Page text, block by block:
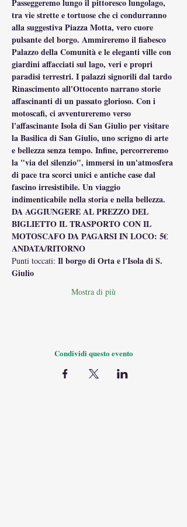
Passeggeremo lungo il pittoresco lungolago,
tra vie strette e tortuose che ci condurranno
alla suggestiva Piazza Motta, vero cuore
pulsante del borgo. Ammireremo il fiabesco
Palazzo della Comunità e le eleganti ville con
giardini affacciati sul lago, veri e propri
paradisi terrestri. I palazzi signorili dal tardo
Rinascimento all'Ottocento narrano storie
affascinanti di un passato glorioso. Con i
motoscafi, ci avventureremo verso
l'affascinante Isola di San Giulio per visitare
la Basilica di San Giulio, uno scrigno di arte
e bellezza senza tempo. Infine, percorreremo
la "via del silenzio", immersi in un'atmosfera
di pace tra scorci unici e antiche case dal
fascino irresistibile. Un viaggio
indimenticabile nella storia e nella bellezza.
DA AGGIUNGERE AL PREZZO DEL
BIGLIETTO IL TRASPORTO CON IL
MOTOSCAFO DA PAGARSI IN LOCO: 5€
ANDATA/RITORNO
Punti toccati: Il borgo di Orta e l'Isola di S.
Giulio
Mostra di più
Condividi questo evento